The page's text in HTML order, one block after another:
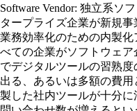
Software Vendor: 独立系ソ
タープライズ企業が新規
業務効率化のための内製
べての企業がソフトウェ
でデジタルツールの習熟
出る、あるいは多額の費
製した社内ツールが十分